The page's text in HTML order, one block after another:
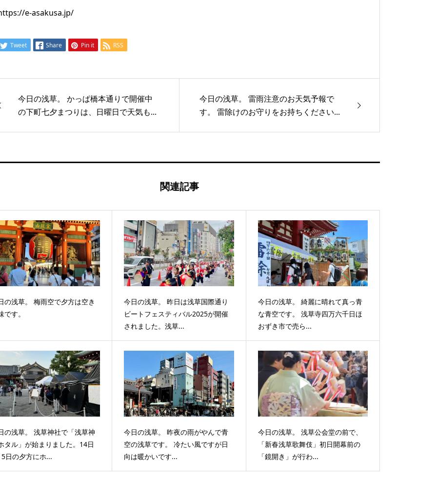
e-asakusa.jp/
Tweet Share Pin it RSS
今日の浅草。 かっぱ橋本通りで開催中
の下町七夕まつりは、日曜日で天気も...
今日の浅草。 雷雨注意のお天気予報で
す。 雷除けのお守りをお持ちください...
関連記事
の浅草。 梅雨空で夕方は空き
です。
今日の浅草。 昨日は浅草国際通り
ビートフェスティバル2025が開催
されました。浅草...
今日の浅草。 綺麗に晴れて真っ青
な青空です。 浅草寺四万六千日ほ
おずき市で売ら...
の浅草。 浅草神社で「浅草神
タル」が始まりました。14日
日の夕方にホ...
今日の浅草。 昨夜の雨がやんで青
空の浅草です。 冷たい風ですが日
向は暖かいです...
今日の浅草。 浅草公会堂の前で、
「新春浅草歌舞伎」初日開幕前の
「鏡開き」が行わ...